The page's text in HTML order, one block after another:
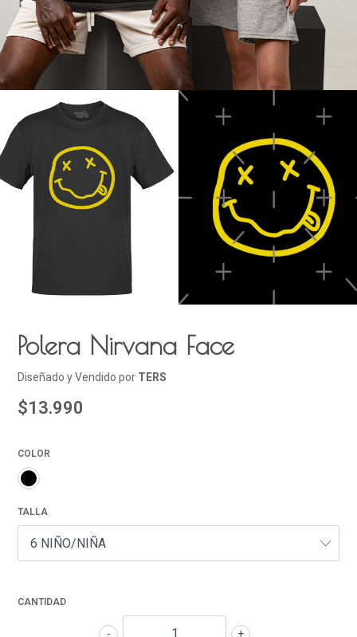
Polera Nirvana Face
Diseñado y Vendido por TERS
$13.990
COLOR
TALLA
CANTIDAD
+
-